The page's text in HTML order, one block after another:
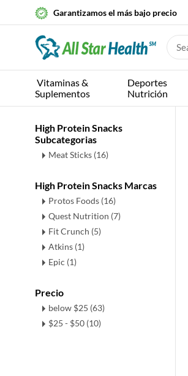
Garantizamos el más bajo precio
Vitaminas &
Suplementos
Deportes
Nutrición
High Protein Snacks
Subcategorias
Meat Sticks (16)
High Protein Snacks Marcas
Protos Foods (16)
Quest Nutrition (7)
Fit Crunch (5)
Atkins (1)
Epic (1)
Precio
below $25 (63)
$25 - $50 (10)